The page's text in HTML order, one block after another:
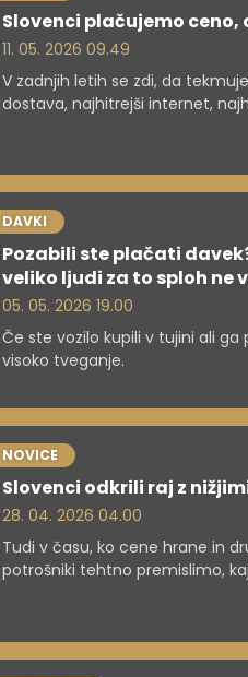
Slovenci plačujemo
11. 05. 2026 09.49
V zadnjih letih se zdi, da
dostava, najhitrejši internet,
DAVKI
Pozabili ste plačati
veliko ljudi za to sploh ne
05. 05. 2026 19.00
Če ste vozilo kupili v tujini ali
visoko tveganje.
NOVICE
Slovenci odkrili raj z
28. 04. 2026 04.00
Tudi v času, ko cene hrane in
potrošniki tehtno premislimo,
trgovcev, ki že dolgo niso več
in odgovorno izbiro.